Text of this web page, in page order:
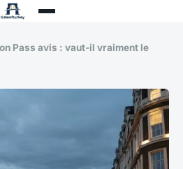
Pass avis : vaut-il vraiment le